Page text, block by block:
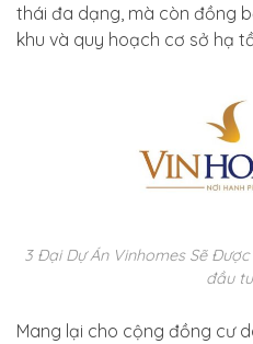
thái đa dạng, mà còn đồng
khu và quy hoạch cơ sở hạ
3 Đại Dự Án Vinhomes Sẽ
đầu tư
Mang lại cho cộng đồng cư